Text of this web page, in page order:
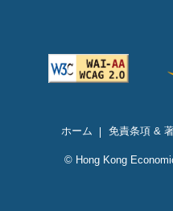
ホーム 免責条項 &
© Hong Kong